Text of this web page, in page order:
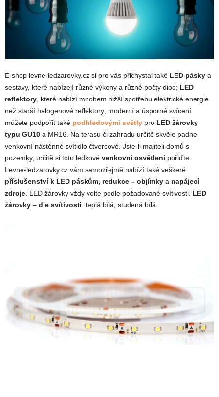
E-shop levne-ledzarovky.cz si pro vás přichystal také LED pásky a
sestavy, které nabízejí různé výkony a různé počty diod; LED
reflektory , které nabízí mnohem nižší spotřebu elektrické energie
než starší halogenové reflektory; moderní a úsporné svícení
můžete podpořit také podhledovými světly pro LED žárovky
typu GU10 a MR16. Na terasu či zahradu určitě skvěle padne
venkovní nástěnné svítidlo čtvercové. Jste-li majiteli domů s
pozemky, určitě si toto ledkové venkovní osvětlení pořiďte.
Levne-ledzarovky.cz vám samozřejmě nabízí také veškeré
příslušenství k LED páskům, redukce – objímky a napájecí
zdroje . LED žárovky vždy volte podle požadované svítivosti. LED
žárovky – dle svítivosti: teplá bílá, studená bílá.